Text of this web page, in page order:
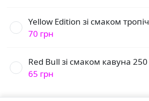
Yellow Edition зі смаком
70 грн
Red Bull зі смаком кавуна
65 грн